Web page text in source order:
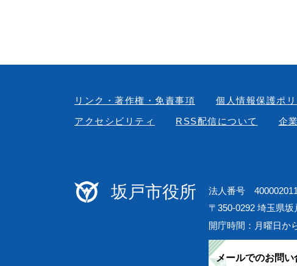
リンク・著作権・免責事項
個人情報保護ポ
アクセシビリティ
RSS配信について 企
坂戸市役所
法人番号
〒350-0292 埼玉県
開庁時間：月曜日か
メールでのお問い